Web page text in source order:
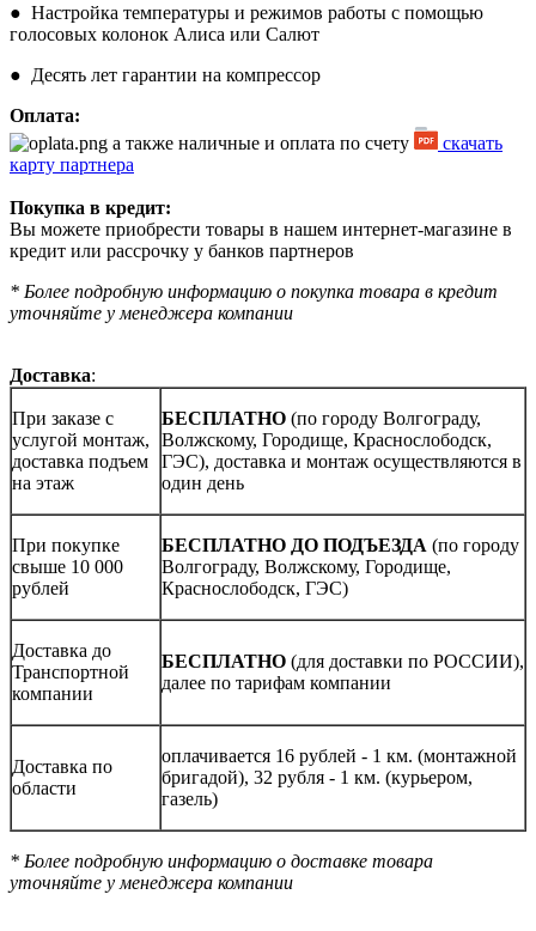
● Настройка температуры и режимов работы с помощью
голосовых колонок Алиса или Салют
● Десять лет гарантии на компрессор
Оплата:
а также наличные и оплата по счету
скачать
карту партнера
Покупка в кредит:
Вы можете приобрести товары в нашем интернет-магазине в
кредит или рассрочку у банков партнеров
* Более подробную информацию о покупка товара в кредит
уточняйте у менеджера компании
Доставка:
При заказе с
услугой монтаж,
доставка подъем
на этаж
БЕСПЛАТНО (по городу Волгограду,
Волжскому, Городище, Краснослободск,
ГЭС), доставка и монтаж осуществляются в
один день
При покупке
свыше 10 000
рублей
БЕСПЛАТНО ДО ПОДЪЕЗДА (по городу
Волгограду, Волжскому, Городище,
Краснослободск, ГЭС)
Доставка до
Транспортной
компании
БЕСПЛАТНО (для доставки по РОССИИ),
далее по тарифам компании
Доставка по
области
оплачивается 16 рублей - 1 км. (монтажной
бригадой), 32 рубля - 1 км. (курьером,
газель)
* Более подробную информацию о доставке товара
уточняйте у менеджера компании